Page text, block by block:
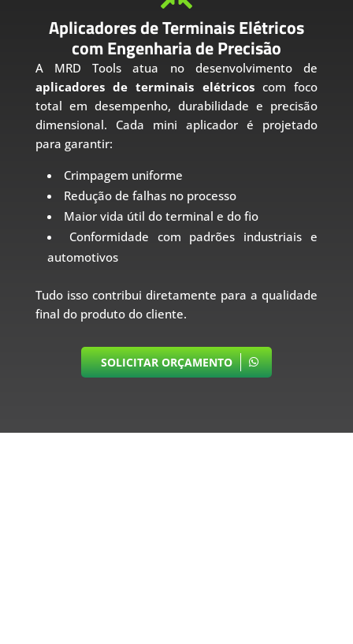
Aplicadores de Terminais Elétricos
com Engenharia de Precisão
A MRD Tools atua no desenvolvimento de
aplicadores de terminais elétricoscom foco
total em desempenho, durabilidade e precisão
dimensional. Cada mini aplicador é projetado
para garantir:
Crimpagem uniforme
Redução de falhas no processo
Maior vida útil do terminal e do fio
Conformidade com padrões industriais e
automotivos
Tudo isso contribui diretamente para a qualidade
final do produto do cliente.
SOLICITAR ORÇAMENTO